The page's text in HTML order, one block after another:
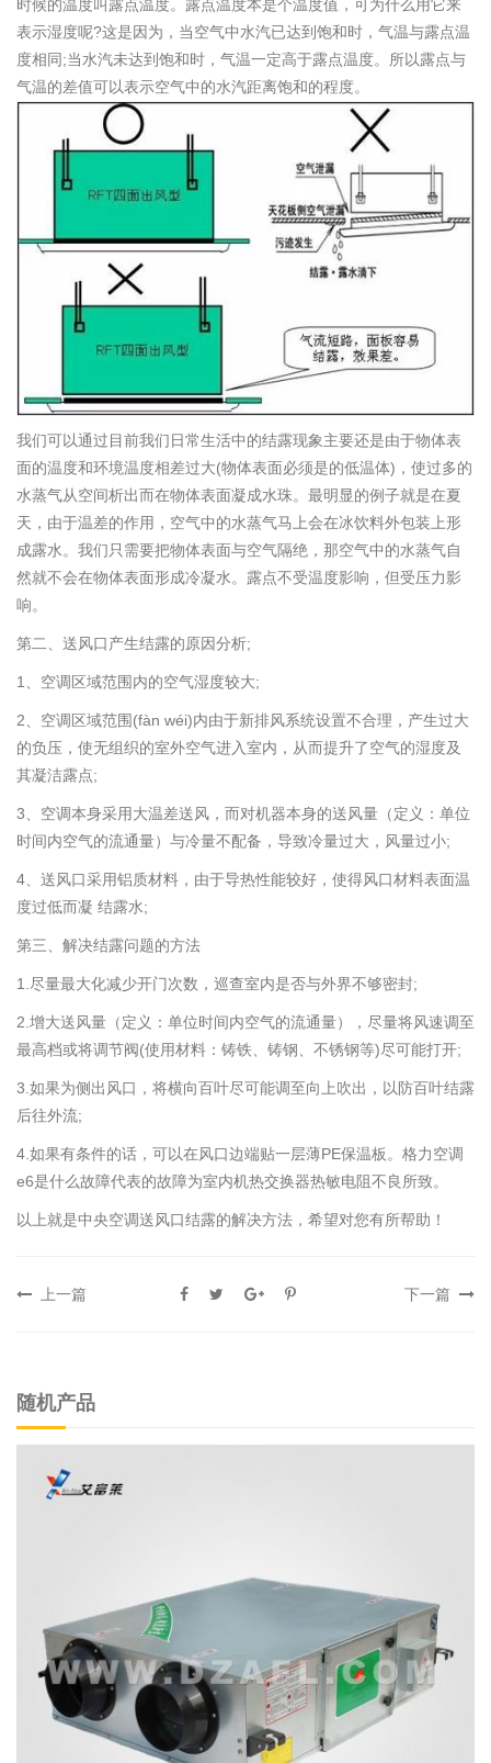
时候的温度叫露点温度。露点温度本是个温度值，可为什么用它来
表示湿度呢?这是因为，当空气中水汽已达到饱和时，气温与露点温
度相同;当水汽未达到饱和时，气温一定高于露点温度。所以露点与
气温的差值可以表示空气中的水汽距离饱和的程度。
我们可以通过目前我们日常生活中的结露现象主要还是由于物体表
面的温度和环境温度相差过大(物体表面必须是的低温体)，使过多的
水蒸气从空间析出而在物体表面凝成水珠。最明显的例子就是在夏
天，由于温差的作用，空气中的水蒸气马上会在冰饮料外包装上形
成露水。我们只需要把物体表面与空气隔绝，那空气中的水蒸气自
然就不会在物体表面形成冷凝水。露点不受温度影响，但受压力影
响。
第二、送风口产生结露的原因分析;
1、空调区域范围内的空气湿度较大;
2、空调区域范围(fàn wéi)内由于新排风系统设置不合理，产生过大
的负压，使无组织的室外空气进入室内，从而提升了空气的湿度及
其凝洁露点;
3、空调本身采用大温差送风，而对机器本身的送风量（定义：单位
时间内空气的流通量）与冷量不配备，导致冷量过大，风量过小;
4、送风口采用铝质材料，由于导热性能较好，使得风口材料表面温
度过低而凝 结露水;
第三、解决结露问题的方法
1.尽量最大化减少开门次数，巡查室内是否与外界不够密封;
2.增大送风量（定义：单位时间内空气的流通量），尽量将风速调至
最高档或将调节阀(使用材料：铸铁、铸钢、不锈钢等)尽可能打开;
3.如果为侧出风口，将横向百叶尽可能调至向上吹出，以防百叶结露
后往外流;
4.如果有条件的话，可以在风口边端贴一层薄PE保温板。格力空调
e6是什么故障代表的故障为室内机热交换器热敏电阻不良所致。
以上就是中央空调送风口结露的解决方法，希望对您有所帮助！
上一篇 下一篇
随机产品